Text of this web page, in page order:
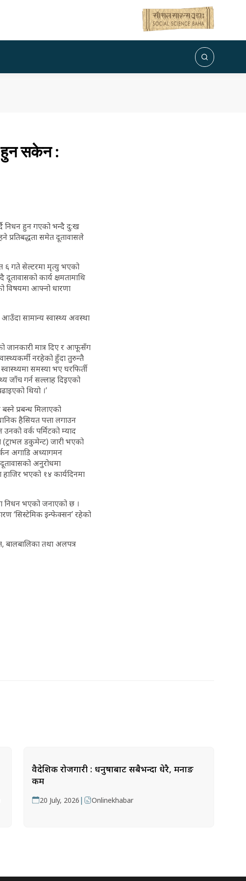
हुन सकेन :
निधन हुन गएको भन्दै दु:ख
प्रतिबद्धता समेत दूतावासले
६ गते सेल्टरमा मृत्यु भएको
कार्य क्षमतामाथि
विषयमा आफ्नो धारणा
सामान्य स्वास्थ्य अवस्था
जानकारी मात्र दिए र आफूसँग
नरहेको हुँदा तुरुन्तै
समस्या भए घरफिर्ती
जाँच गर्न सल्लाह दिइएको
थियो ।’
प्रबन्ध मिलाएको
हैसियत पत्ता लगाउन
वर्क पर्मिटको म्याद
(ट्राभल डकुमेन्ट) जारी भएको
अगाडि अध्यागमन
अनुरोधमा
भएको १४ कार्यदिनमा
निधन भएको जनाएको छ ।
‘सिस्टेमिक इन्फेक्सन’ रहेको
बालबालिका तथा अलपत्र
वैदेशिक रोजगारी : धनुषाबाट सबैभन्दा धेरै, मनाङ
कम
20 July, 2026 | Onlinekhabar